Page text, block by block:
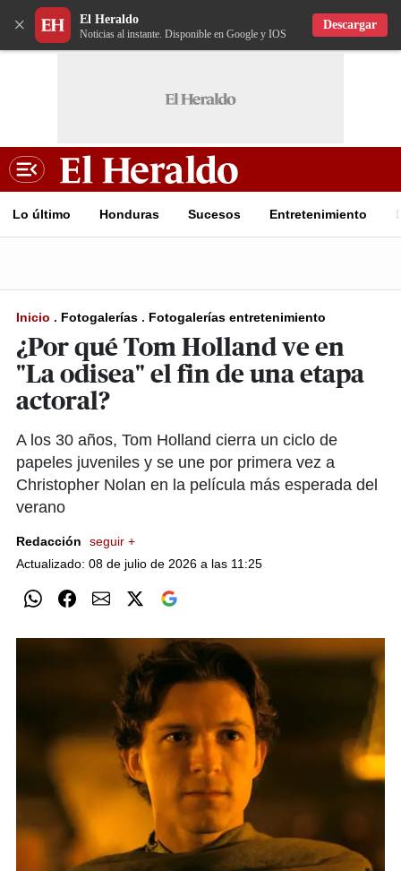
× El Heraldo
Noticias al instante. Disponible en Google y IOS
Descargar
Lo último Honduras Sucesos Entretenimiento
Inicio . Fotogalerías . Fotogalerías entretenimiento
¿Por qué Tom Holland ve en
"La odisea" el fin de una etapa
actoral?
A los 30 años, Tom Holland cierra un ciclo de
papeles juveniles y se une por primera vez a
Christopher Nolan en la película más esperada del
verano
Redacción
seguir +
Actualizado: 08 de julio de 2026 a las 11:25